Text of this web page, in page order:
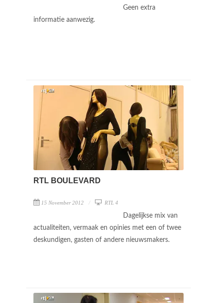
Geen extra
informatie aanwezig.
RTL BOULEVARD
15 November 2012 RTL 4
Dagelijkse mix van
actualiteiten, vermaak en opinies met een of twee
deskundigen, gasten of andere nieuwsmakers.